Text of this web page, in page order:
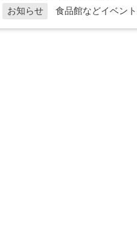
お知らせ 食品館などイベン